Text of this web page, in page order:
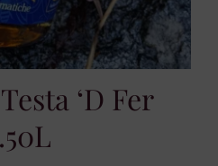
‘d Fer